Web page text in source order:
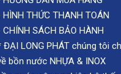
HƯỚNG DẪN MUA HÀNG
HÌNH THỨC THANH TOÁN
CHÍNH SÁCH BẢO HÀNH
* ĐẠI LONG PHÁT chúng tôi
bồn nước NHỰA & INOX